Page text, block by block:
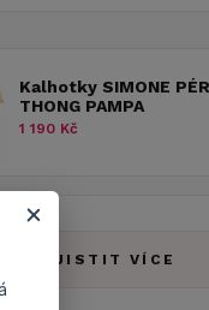
Kalhotky SIMONE
THONG PAMPA
1 190 Kč
ZJISTIT VÍCE